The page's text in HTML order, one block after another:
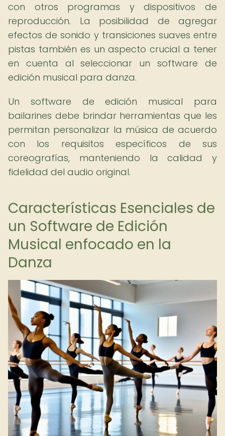
con otros programas y dispositivos de
reproducción. La posibilidad de agregar
efectos de sonido y transiciones suaves entre
pistas también es un aspecto crucial a tener
en cuenta al seleccionar un software de
edición musical para danza.
Un software de edición musical para
bailarines debe brindar herramientas que les
permitan personalizar la música de acuerdo
con los requisitos específicos de sus
coreografías, manteniendo la calidad y
fidelidad del audio original.
Características Esenciales de
un Software de Edición
Musical enfocado en la
Danza